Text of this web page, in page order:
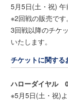
5月5日(土・祝) 午
※2回戦の販売です。
3回戦以降のチケ
いたします。
チケットに関する
ハローダイヤル
※5月5日(土・祝)